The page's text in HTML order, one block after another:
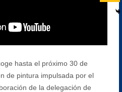
hasta el próximo 30 de
de pintura impulsada por el
de la delegación de